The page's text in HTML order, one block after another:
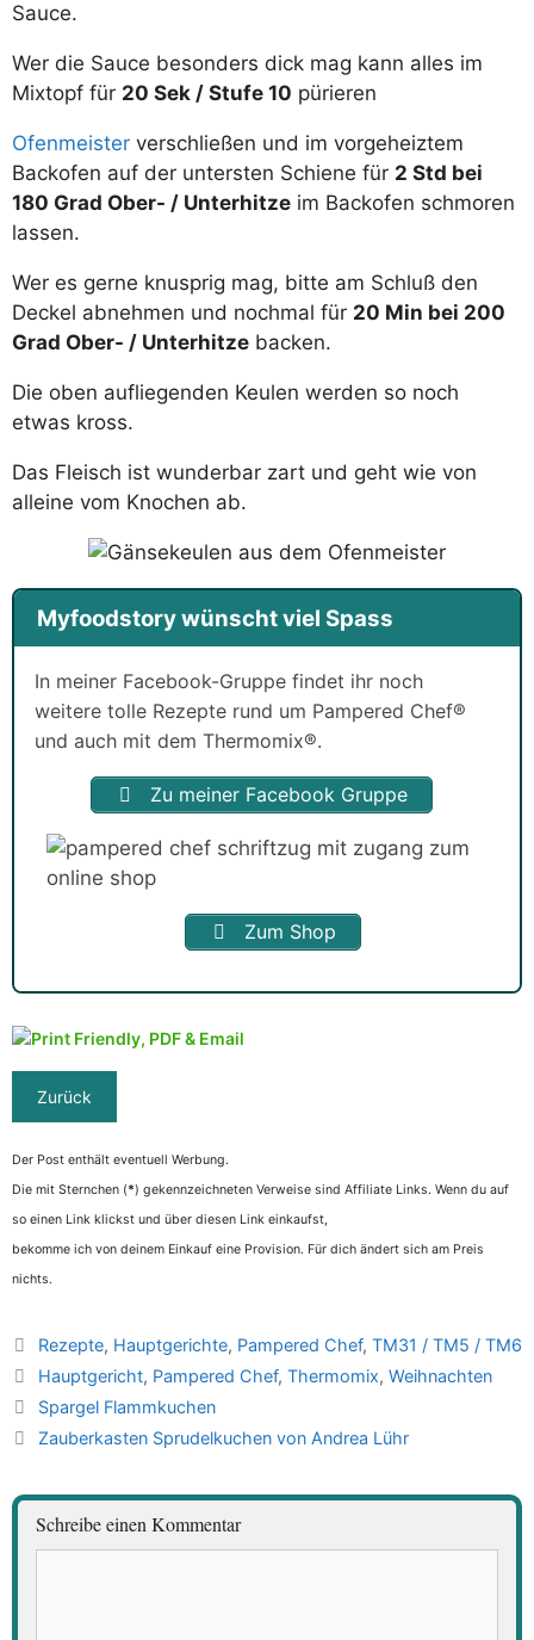
Sauce.
Wer die Sauce besonders dick mag kann alles im
Mixtopf für 20 Sek / Stufe 10 pürieren
Ofenmeister verschließen und im vorgeheiztem
Backofen auf der untersten Schiene für 2 Std bei
180 Grad Ober- / Unterhitze im Backofen schmoren
lassen.
Wer es gerne knusprig mag, bitte am Schluß den
Deckel abnehmen und nochmal für 20 Min bei 200
Grad Ober- / Unterhitze backen.
Die oben aufliegenden Keulen werden so noch
etwas kross.
Das Fleisch ist wunderbar zart und geht wie von
alleine vom Knochen ab.
Myfoodstory wünscht viel Spass
In meiner Facebook-Gruppe findet ihr noch
weitere tolle Rezepte rund um Pampered Chef®
und auch mit dem Thermomix®.
Zu meiner Facebook Gruppe
Zum Shop
Der Post enthält eventuell Werbung.
Die mit Sternchen (*) gekennzeichneten Verweise sind Affiliate Links. Wenn du auf
so einen Link klickst und über diesen Link einkaufst,
bekomme ich von deinem Einkauf eine Provision. Für dich ändert sich am Preis
nichts.
Kategorien
Rezepte, Hauptgerichte, Pampered Chef, TM31 / TM5 / TM6
Schlagwörter
Hauptgericht, Pampered Chef, Thermomix, Weihnachten
Spargel Flammkuchen
Zauberkasten Sprudelkuchen von Andrea Lühr
Schreibe einen Kommentar